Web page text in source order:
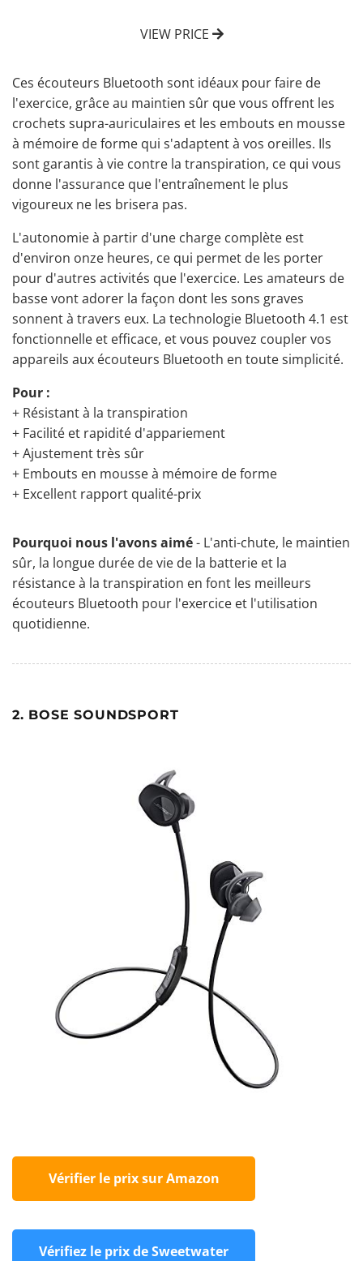
VIEW PRICE
Ces écouteurs Bluetooth sont idéaux pour faire de
l'exercice, grâce au maintien sûr que vous offrent les
crochets supra-auriculaires et les embouts en mousse
à mémoire de forme qui s'adaptent à vos oreilles. Ils
sont garantis à vie contre la transpiration, ce qui vous
donne l'assurance que l'entraînement le plus
vigoureux ne les brisera pas.
L'autonomie à partir d'une charge complète est
d'environ onze heures, ce qui permet de les porter
pour d'autres activités que l'exercice. Les amateurs de
basse vont adorer la façon dont les sons graves
sonnent à travers eux. La technologie Bluetooth 4.1 est
fonctionnelle et efficace, et vous pouvez coupler vos
appareils aux écouteurs Bluetooth en toute simplicité.
Pour :
+ Résistant à la transpiration
+ Facilité et rapidité d'appariement
+ Ajustement très sûr
+ Embouts en mousse à mémoire de forme
+ Excellent rapport qualité-prix
Pourquoi nous l'avons aimé- L'anti-chute, le maintien
sûr, la longue durée de vie de la batterie et la
résistance à la transpiration en font les meilleurs
écouteurs Bluetooth pour l'exercice et l'utilisation
quotidienne.
2. BOSE SOUNDSPORT
Vérifier le prix sur Amazon
Vérifiez le prix de Sweetwater